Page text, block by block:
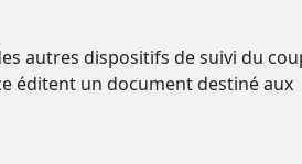
autres dispositifs de suivi du
éditent un document destiné aux